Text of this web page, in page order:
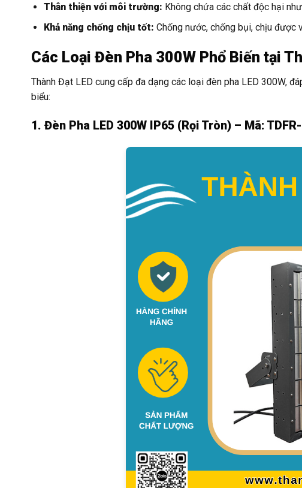
Thân thiện với môi trường: Không chứa các chất độc hại
Khả năng chống chịu tốt: Chống nước, chống bụi, chịu được
Các Loại Đèn Pha 300W Phổ Biến tại
Thành Đạt LED cung cấp đa dạng các loại đèn pha LED 300W,
biểu:
1. Đèn Pha LED 300W IP65 (Rọi Tròn) – Mã: